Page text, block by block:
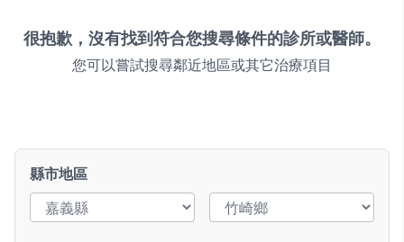
很抱歉，沒有找到符合您搜尋條件的診所或醫師。
您可以嘗試搜尋鄰近地區或其它治療項目
縣市地區